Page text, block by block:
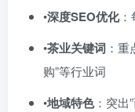
•​深度SEO优化：
•​茶业关键词 ：
购”等行业词
•​地域特色：突出